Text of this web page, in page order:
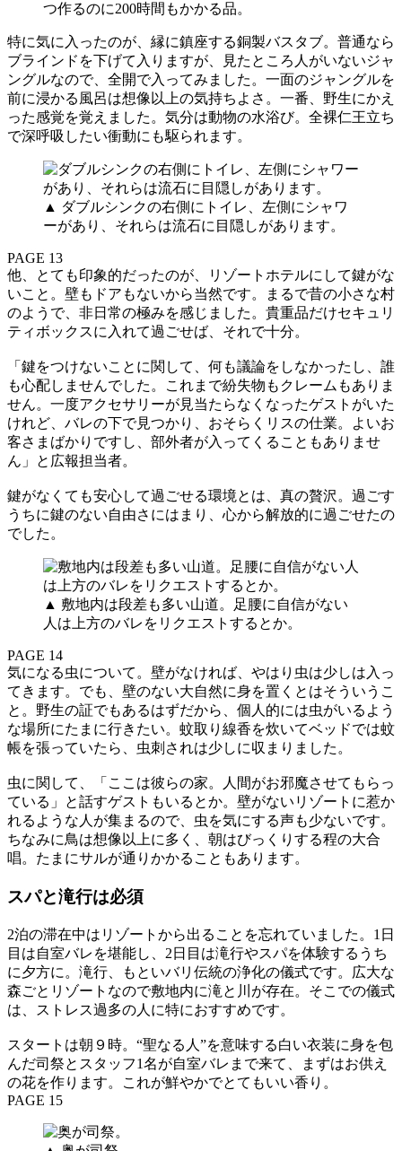
つ作るのに200時間もかかる品。
特に気に入ったのが、縁に鎮座する銅製バスタブ。普通なら
ブラインドを下げて入りますが、見たところ人がいないジャ
ングルなので、全開で入ってみました。一面のジャングルを
前に浸かる風呂は想像以上の気持ちよさ。一番、野生にかえ
った感覚を覚えました。気分は動物の水浴び。全裸仁王立ち
で深呼吸したい衝動にも駆られます。
▲ ダブルシンクの右側にトイレ、左側にシャワ
ーがあり、それらは流石に目隠しがあります。
PAGE 13
他、とても印象的だったのが、リゾートホテルにして鍵がな
いこと。壁もドアもないから当然です。まるで昔の小さな村
のようで、非日常の極みを感じました。貴重品だけセキュリ
ティボックスに入れて過ごせば、それで十分。
「鍵をつけないことに関して、何も議論をしなかったし、誰
も心配しませんでした。これまで紛失物もクレームもありま
せん。一度アクセサリーが見当たらなくなったゲストがいた
けれど、バレの下で見つかり、おそらくリスの仕業。よいお
客さまばかりですし、部外者が入ってくることもありませ
ん」と広報担当者。
鍵がなくても安心して過ごせる環境とは、真の贅沢。過ごす
うちに鍵のない自由さにはまり、心から解放的に過ごせたの
でした。
▲ 敷地内は段差も多い山道。足腰に自信がない
人は上方のバレをリクエストするとか。
PAGE 14
気になる虫について。壁がなければ、やはり虫は少しは入っ
てきます。でも、壁のない大自然に身を置くとはそういうこ
と。野生の証でもあるはずだから、個人的には虫がいるよう
な場所にたまに行きたい。蚊取り線香を炊いてベッドでは蚊
帳を張っていたら、虫刺されは少しに収まりました。
虫に関して、「ここは彼らの家。人間がお邪魔させてもらっ
ている」と話すゲストもいるとか。壁がないリゾートに惹か
れるような人が集まるので、虫を気にする声も少ないです。
ちなみに鳥は想像以上に多く、朝はびっくりする程の大合
唱。たまにサルが通りかかることもあります。
スパと滝行は必須
2泊の滞在中はリゾートから出ることを忘れていました。1日
目は自室バレを堪能し、2日目は滝行やスパを体験するうち
に夕方に。滝行、もといバリ伝統の浄化の儀式です。広大な
森ごとリゾートなので敷地内に滝と川が存在。そこでの儀式
は、ストレス過多の人に特におすすめです。
スタートは朝９時。“聖なる人”を意味する白い衣装に身を包
んだ司祭とスタッフ1名が自室バレまで来て、まずはお供え
の花を作ります。これが鮮やかでとてもいい香り。
PAGE 15